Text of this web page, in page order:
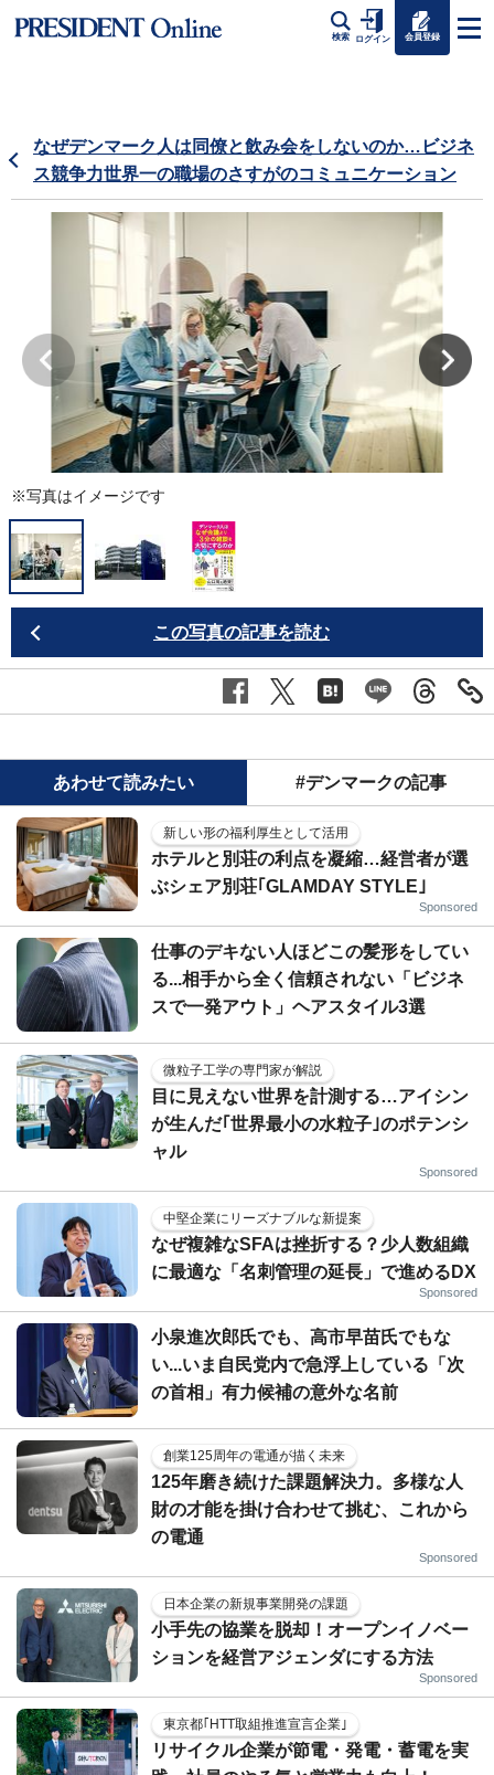
検索 ログイン 会員登録
なぜデンマーク人は同僚と飲み会をしないのか…ビジネ
ス競争力世界一の職場のさすがのコミュニケーション
※写真はイメージです
この写真の記事を読む
あわせて読みたい #デンマークの記事
新しい形の福利厚生として活用
ホテルと別荘の利点を凝縮…経営者が選
ぶシェア別荘｢GLAMDAY STYLE｣
Sponsored
仕事のデキない人ほどこの髪形をしてい
る...相手から全く信頼されない「ビジネ
スで一発アウト」ヘアスタイル3選
微粒子工学の専門家が解説
目に見えない世界を計測する…アイシン
が生んだ｢世界最小の水粒子｣のポテンシ
ャル
Sponsored
中堅企業にリーズナブルな新提案
なぜ複雑なSFAは挫折する？少人数組織
に最適な「名刺管理の延長」で進めるDX
Sponsored
小泉進次郎氏でも、高市早苗氏でもな
い...いま自民党内で急浮上している「次
の首相」有力候補の意外な名前
創業125周年の電通が描く未来
125年磨き続けた課題解決力。多様な人
財の才能を掛け合わせて挑む、これから
の電通
Sponsored
日本企業の新規事業開発の課題
小手先の協業を脱却！オープンイノベー
ションを経営アジェンダにする方法
Sponsored
東京都｢HTT取組推進宣言企業｣
リサイクル企業が節電・発電・蓄電を実